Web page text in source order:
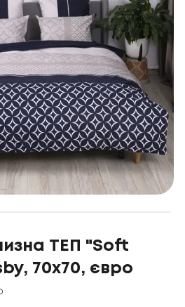
ТЕП "Soft
70x70, євро